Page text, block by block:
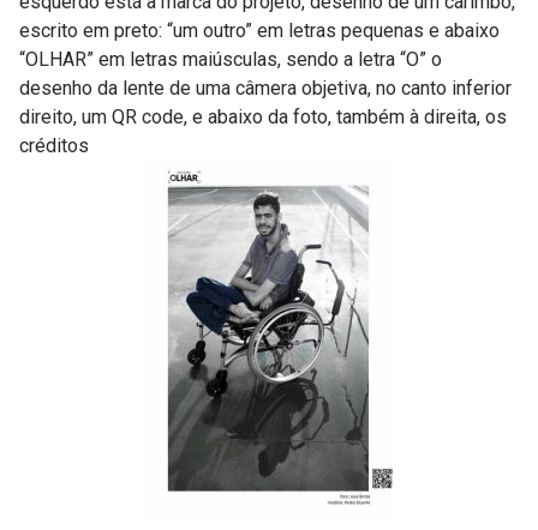
escrito em preto: “um outro” em letras pequenas e abaixo
“OLHAR” em letras maiúsculas, sendo a letra “O” o
desenho da lente de uma câmera objetiva, no canto inferior
direito, um QR code, e abaixo da foto, também à direita, os
créditos